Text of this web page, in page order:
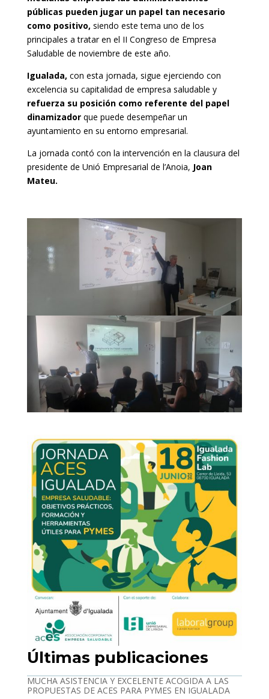
públicas pueden jugar un papel tan necesario
como positivo, siendo este tema uno de los
principales a tratar en el II Congreso de Empresa
Saludable de noviembre de este año.
Igualada, con esta jornada, sigue ejerciendo con
excelencia su capitalidad de empresa saludable y
refuerza su posición como referente del papel
dinamizadorque puede desempeñar un
ayuntamiento en su entorno empresarial.
La jornada contó con la intervención en la clausura del
presidente de Unió Empresarial de l’Anoia, Joan
Mateu.
Últimas publicaciones
MUCHA ASISTENCIA Y EXCELENTE ACOGIDA A LAS
PROPUESTAS DE ACES PARA PYMES EN IGUALADA